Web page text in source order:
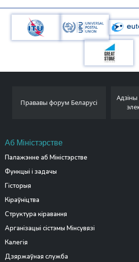
Прававы форум Беларусі
Аб Міністэрстве
Палажэнне аб Міністэрстве
Функцыі і задачы
Гісторыя
Кіраўніцтва
Структура кіравання
Арганізацыі сістэмы Мінсувязі
Калегія
Дзяржаўная служба